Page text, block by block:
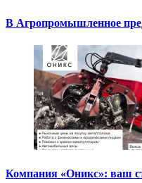
В Агропромышленное
Компания «Оникс»: ваш